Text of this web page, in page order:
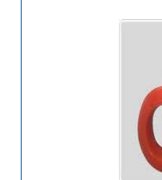
supermercado 70
estratégia em
estrutura com:
realizadas as
suficiente para
para oferecer
excelente custo-